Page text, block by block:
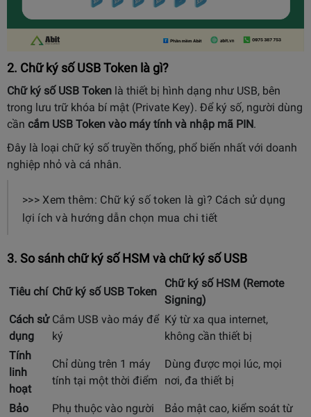
2. Chữ ký số USB Token là gì?
Chữ ký số USB Token là thiết bị hình dạng như USB, bên
trong lưu trữ khóa bí mật (Private Key). Để ký số, người dùng
cần cắm USB Token vào máy tính và nhập mã PIN.
Đây là loại chữ ký số truyền thống, phổ biến nhất với doanh
nghiệp nhỏ và cá nhân.
>>> Xem thêm: Chữ ký số token là gì? Cách sử dụng
lợi ích và hướng dẫn chọn mua chi tiết
3. So sánh chữ ký số HSM và chữ ký số USB
Tiêu chí Chữ ký số USB Token
Chữ ký số HSM (Remote
Signing)
Cách sử
dụng
Cắm USB vào máy để
ký
Ký từ xa qua internet,
không cần thiết bị
Tính
linh
hoạt
Chỉ dùng trên 1 máy
tính tại một thời điểm
Dùng được mọi lúc, mọi
nơi, đa thiết bị
Bảo
Phụ thuộc vào người
Bảo mật cao, kiểm soát từ